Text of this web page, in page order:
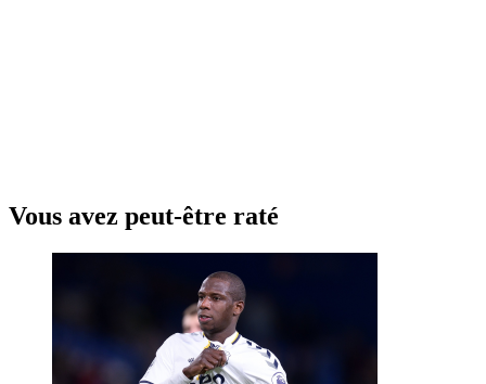
Vous avez peut-être raté